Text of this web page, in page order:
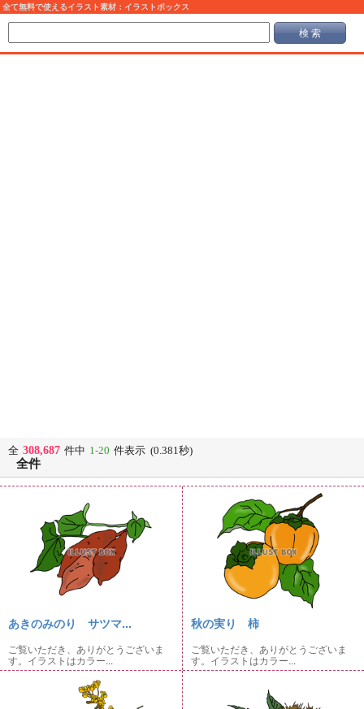
全て無料で使えるイラスト素材：イラストボックス
検 索
全 308,687 件中 1-20 件表示 (0.381秒)
全件
あきのみのり サツマ...
ご覧いただき、ありがとうございま
す。イラストはカラー...
秋の実り 柿
ご覧いただき、ありがとうございま
す。イラストはカラー...